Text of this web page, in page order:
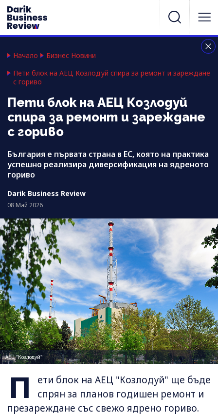
Начало
Бизнес Новини
Пети блок на АЕЦ Козлодуй спира за ремонт и зареждане
с гориво
Пети блок на АЕЦ Козлодуй
спира за ремонт и зареждане
с гориво
България е първата страна в ЕС, която на практика
успешно реализира диверсификация на ядреното
гориво
Darik Business Review
08 Май 2026
АЕЦ "Козлодуй"
П
ети блок на АЕЦ "Козлодуй" ще бъде
спрян за планов годишен ремонт и
презареждане със свежо ядрено гориво.